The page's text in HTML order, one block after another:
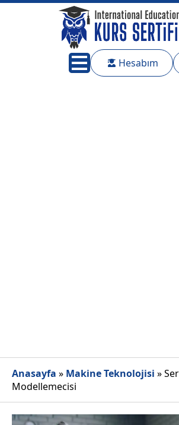
Hesabım
Anasayfa » Makine Teknolojisi »
Modellemecisi